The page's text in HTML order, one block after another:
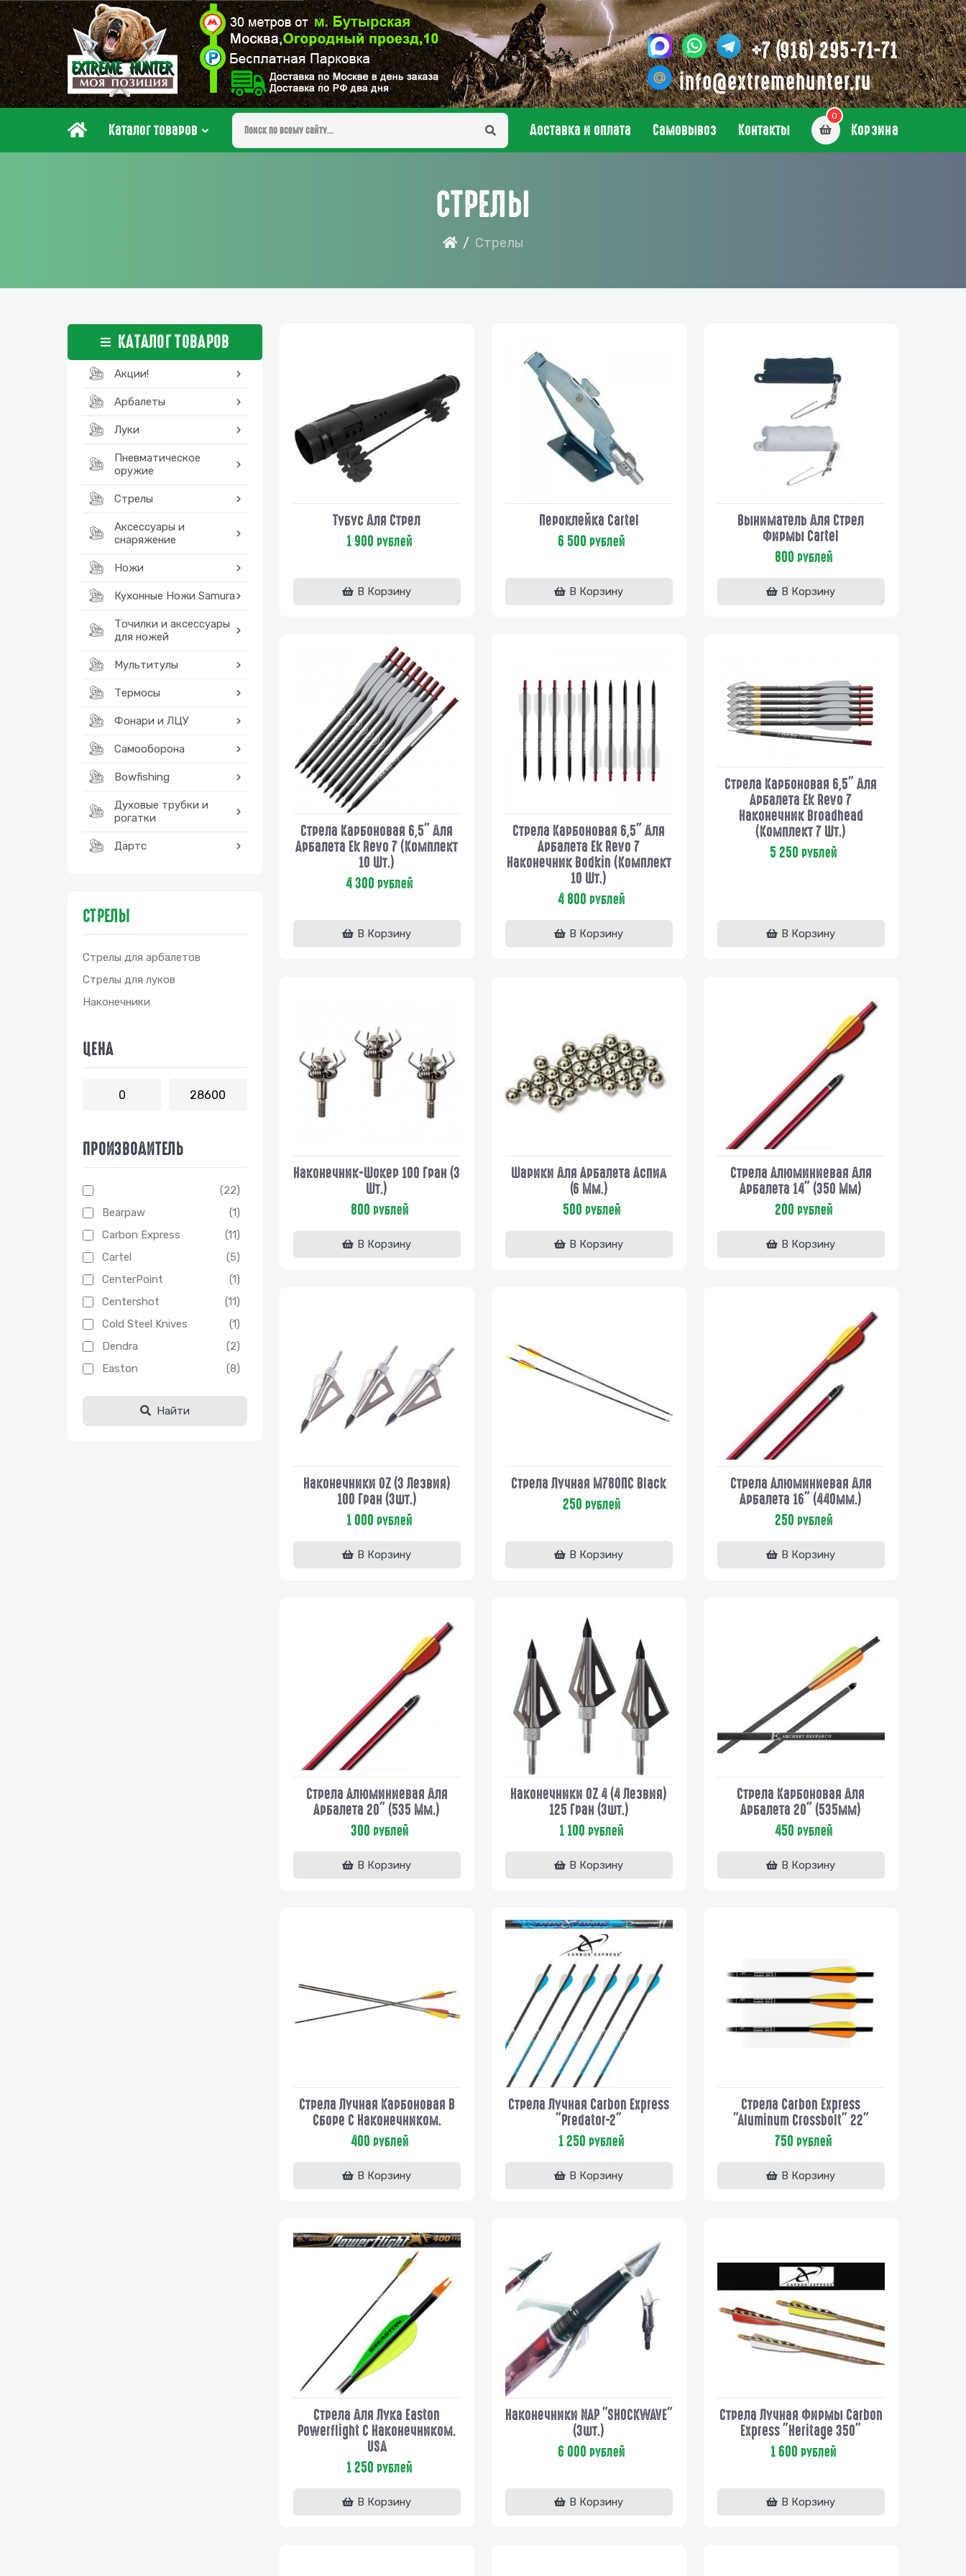
+7 (916) 295-71-71
info@extremehunter.ru
Каталог товаров Доставка и оплата Самовывоз Контакты
0
Корзина
СТРЕЛЫ
Стрелы
КАТАЛОГ ТОВАРОВ
Акции!
Арбалеты
Луки
Пневматическое
оружие
Стрелы
Аксессуары и
снаряжение
Ножи
Кухонные Ножи Samura
Точилки и аксессуары
для ножей
Мультитулы
Термосы
Фонари и ЛЦУ
Самооборона
Bowfishing
Духовые трубки и
рогатки
Дартс
СТРЕЛЫ
Стрелы для арбалетов
Стрелы для луков
Наконечники
ЦЕНА
ПРОИЗВОДИТЕЛЬ
(22)
Bearpaw
(1)
Carbon Express
(11)
Cartel
(5)
CenterPoint
(1)
Centershot
(11)
Cold Steel Knives
(1)
Dendra
(2)
Easton
(8)
Excalibur
Найти
Тубус Для Стрел
1 900 рублей
В Корзину
Пероклейка Cartel
6 500 рублей
В Корзину
Выниматель Для Стрел
Фирмы Cartel
800 рублей
В Корзину
Стрела Карбоновая 6,5" Для
Арбалета Ek Revo 7 (комплект
10 Шт.)
4 300 рублей
В Корзину
Стрела Карбоновая 6,5" Для
Арбалета Ek Revo 7
Наконечник Bodkin (комплект
10 Шт.)
4 800 рублей
В Корзину
Стрела Карбоновая 6,5" Для
Арбалета Ek Revo 7
Наконечник Broadhead
(комплект 7 Шт.)
5 250 рублей
В Корзину
Наконечник-Шокер 100 Гран (3
Шт.)
800 рублей
В Корзину
Шарики Для Арбалета Аспид
(6 Мм.)
500 рублей
В Корзину
Стрела Алюминиевая Для
Арбалета 14" (350 Мм)
200 рублей
В Корзину
Наконечники OZ (3 Лезвия)
100 Гран (3шт.)
1 000 рублей
В Корзину
Стрела Лучная М780ПС Black
250 рублей
В Корзину
Стрела Алюминиевая Для
Арбалета 16" (440мм.)
250 рублей
В Корзину
Стрела Алюминиевая Для
Арбалета 20" (535 Мм.)
300 рублей
В Корзину
Наконечники OZ 4 (4 Лезвия)
125 Гран (3шт.)
1 100 рублей
В Корзину
Стрела Карбоновая Для
Арбалета 20" (535мм)
450 рублей
В Корзину
Стрела Лучная Карбоновая В
Сборе С Наконечником.
400 рублей
В Корзину
Стрела Лучная Carbon Express
"Predator-2"
1 250 рублей
В Корзину
Стрела Carbon Express
"Aluminum Crossbolt" 22"
750 рублей
В Корзину
Стрела Для Лука Easton
Powerflight С Наконечником.
USA
1 250 рублей
В Корзину
Наконечники NAP "SHOCKWAVE"
(3шт.)
6 000 рублей
В Корзину
Стрела Лучная Фирмы Carbon
Express "Heritage 350"
1 600 рублей
В Корзину